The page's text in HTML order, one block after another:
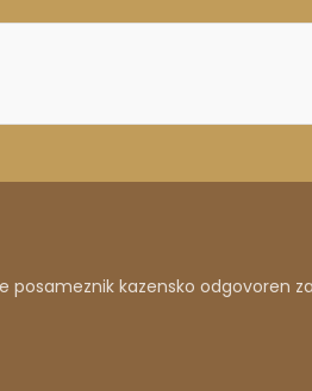
posameznik kazensko odgovoren